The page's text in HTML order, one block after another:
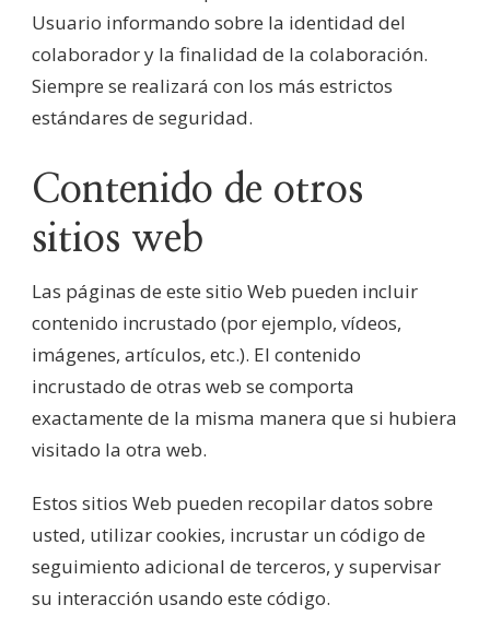
Usuario informando sobre la identidad del
colaborador y la finalidad de la colaboración.
Siempre se realizará con los más estrictos
estándares de seguridad.
Contenido de otros
sitios web
Las páginas de este sitio Web pueden incluir
contenido incrustado (por ejemplo, vídeos,
imágenes, artículos, etc.). El contenido
incrustado de otras web se comporta
exactamente de la misma manera que si hubiera
visitado la otra web.
Estos sitios Web pueden recopilar datos sobre
usted, utilizar cookies, incrustar un código de
seguimiento adicional de terceros, y supervisar
su interacción usando este código.